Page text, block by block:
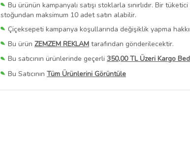
Bu ürünün kampanyalı satışı stoklarla sınırlıdır. Bir
stoğundan maksimum 10 adet satın alabilir.
Çiçeksepeti kampanya koşullarında değişiklik yapma
Bu ürün ZEMZEM REKLAM tarafından gönderilecektir.
Bu satıcının ürünlerinde geçerli 350,00 TL Üzeri Kargo
Bu Satıcının Tüm Ürünlerini Görüntüle
Ürün sayfasında gördüğünüz fiyat bilgileri, satıcı